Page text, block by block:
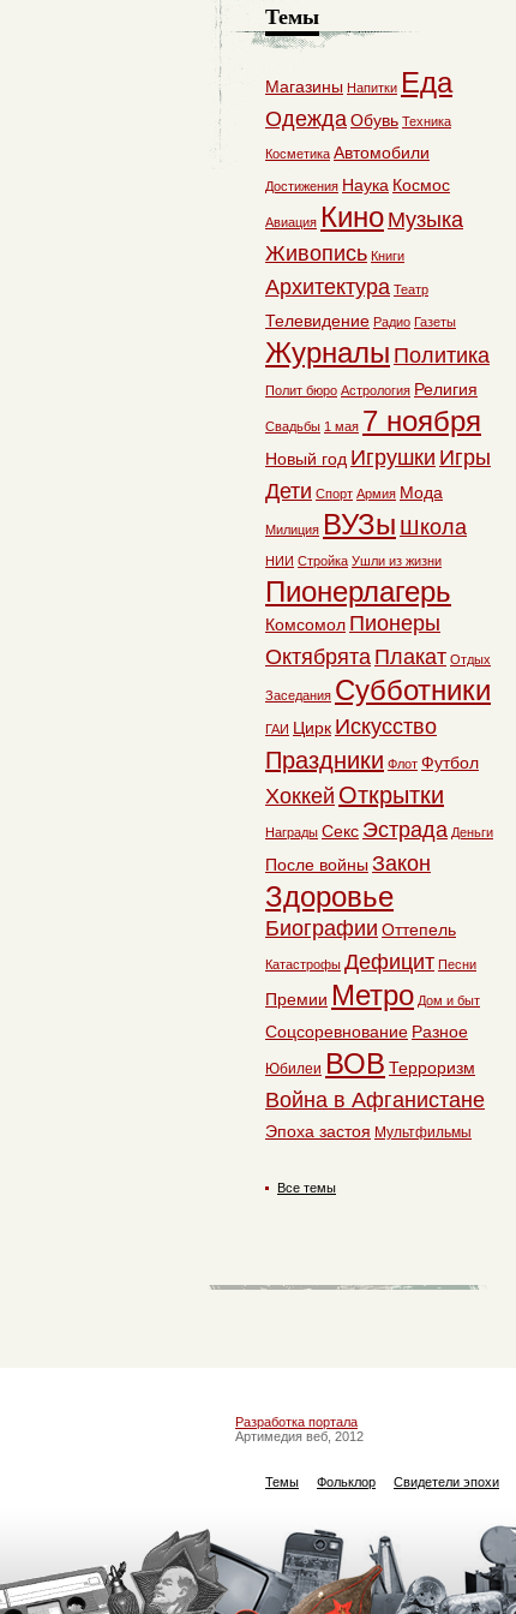
Темы
Магазины Напитки Еда
ОдеждаОбувь Техника
Косметика Автомобили
Достижения Наука Космос
Авиация Кино Музыка
Живопись Книги
Архитектура Театр
Телевидение Радио Газеты
Журналы Политика
Полит бюро Астрология Религия
Свадьбы 1 мая 7 ноября
Новый год Игрушки Игры
Дети Спорт Армия Мода
Милиция ВУЗы Школа
НИИ Стройка Ушли из жизни
Пионерлагерь
Комсомол Пионеры
Октябрята Плакат Отдых
Заседания Субботники
ГАИ Цирк Искусство
Праздники Флот Футбол
Хоккей Открытки
Награды Секс Эстрада Деньги
После войны Закон
Здоровье
Биографии Оттепель
Катастрофы Дефицит Песни
Премии Метро Дом и быт
Соцсоревнование Разное
Юбилеи ВОВ Терроризм
Война в Афганистане
Эпоха застоя Мультфильмы
Все темы
Разработка портала
Артимедия веб, 2012
Темы Фольклор Свидетели эпохи